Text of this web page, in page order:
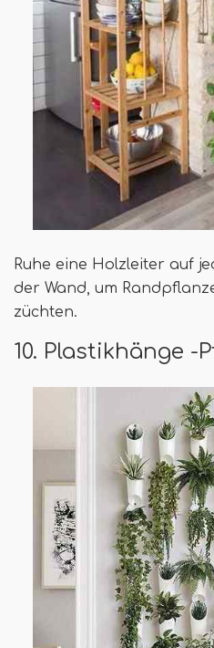
Ruhe eine Holzleiter auf
der Wand, um
züchten.
10. Plastikhänge -